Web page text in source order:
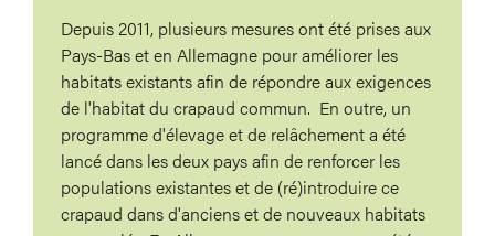
Depuis 2011, plusieurs mesures ont été prises aux
Pays-Bas et en Allemagne pour améliorer les
habitats existants afin de répondre aux exigences
de l'habitat du crapaud commun. En outre, un
programme d'élevage et de relâchement a été
lancé dans les deux pays afin de renforcer les
populations existantes et de (ré)introduire ce
crapaud dans d'anciens et de nouveaux habitats